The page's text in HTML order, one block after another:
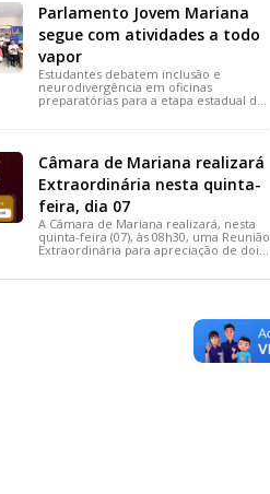
cidade.
Parlamento Jovem Mariana
segue com atividades a todo
vapor
Estudantes debatem inclusão e
neurodivergência em oficinas
preparatórias para a etapa estadual de
2026.
Câmara de Mariana realizará
Extraordinária nesta quinta-
feira, dia 07
A Câmara de Mariana realizará, nesta
quinta-feira (07), às 08h30, uma Reunião
Extraordinária para apreciação de dois
importantes projetos de interesse do
município.